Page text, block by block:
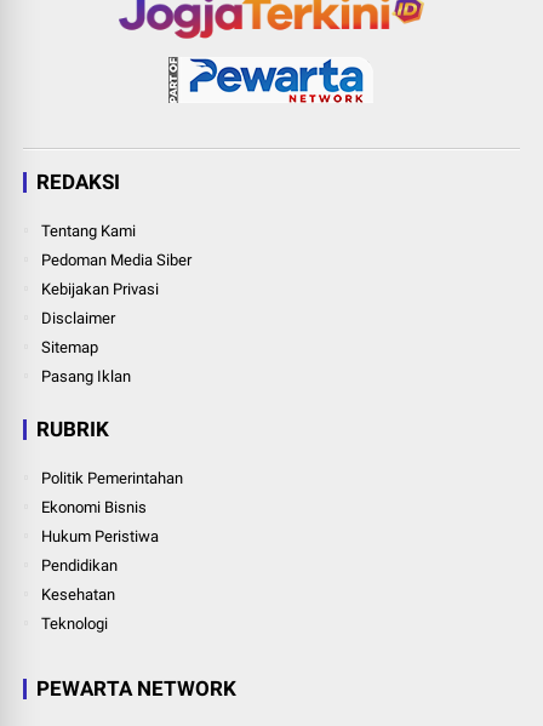
REDAKSI
Tentang Kami
Pedoman Media Siber
Kebijakan Privasi
Disclaimer
Sitemap
Pasang Iklan
RUBRIK
Politik Pemerintahan
Ekonomi Bisnis
Hukum Peristiwa
Pendidikan
Kesehatan
Teknologi
PEWARTA NETWORK